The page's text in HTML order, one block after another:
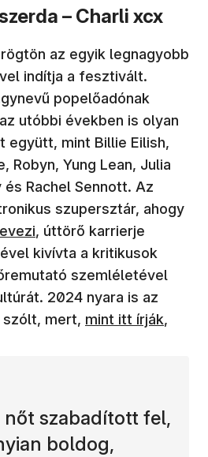
– Charli xcx
az egyik legnagyobb
indítja a fesztivált.
popelőadónak
utóbbi években is olyan
együtt, mint Billie Eilish,
Robyn, Yung Lean, Julia
és Rachel Sennott. Az
szupersztár, ahogy(új
, úttörő karrierje
kivívta a kritikusok
szemléletével
2024 nyara is az
szólt, mert, (új ablakban nyílik
mint itt írják,
nőt szabadított fel,
boldog,